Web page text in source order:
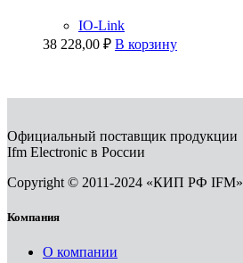
IO-Link
38 228,00 ₽ В корзину
Официальный поставщик продукции
Ifm Electronic в России
Copyright © 2011-2024 «КИП РФ IFM»
Компания
О компании